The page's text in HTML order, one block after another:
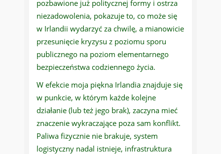
pozbawione już politycznej formy i ostrza
niezadowolenia, pokazuje to, co może się
w Irlandii wydarzyć za chwilę, a mianowicie
przesunięcie kryzysu z poziomu sporu
publicznego na poziom elementarnego
bezpieczeństwa codziennego życia.
W efekcie moja piękna Irlandia znajduje się
w punkcie, w którym każde kolejne
działanie (lub też jego brak), zaczyna mieć
znaczenie wykraczające poza sam konflikt.
Paliwa fizycznie nie brakuje, system
logistyczny nadal istnieje, infrastruktura